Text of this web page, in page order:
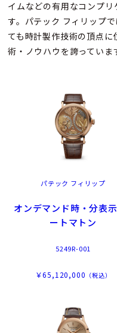
イムなどの有用なコンプ
す。パテック フィリップ
ても時計製作技術の頂点
術・ノウハウを誇っていま
パテック フィリップ
オンデマンド時・分表
ートマトン
5249R-001
￥65,120,000 （税込）